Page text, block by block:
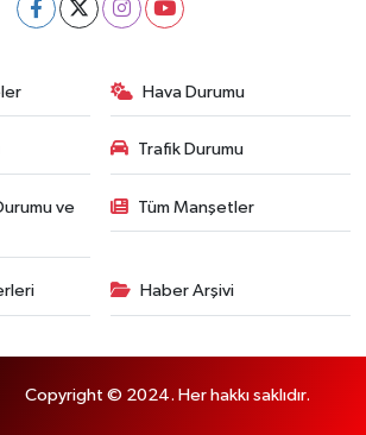
Hava Durumu
Trafik Durumu
ve
Tüm Manşetler
Haber Arşivi
Copyright © 2024. Her hakkı saklıdır.